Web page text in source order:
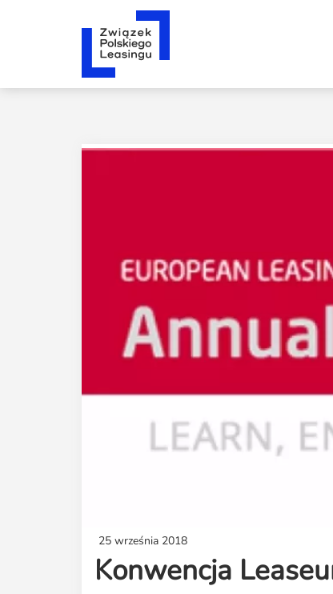
25 września 2018
Konwencja